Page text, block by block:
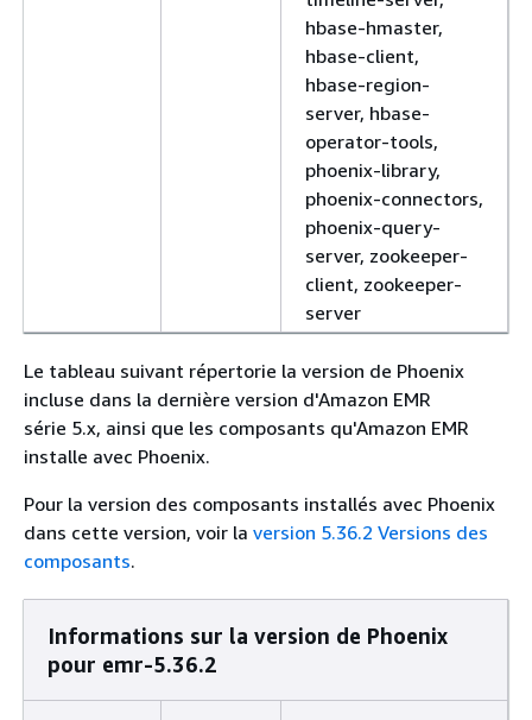
hbase-hmaster,
hbase-client,
hbase-region-
server, hbase-
operator-tools,
phoenix-library,
phoenix-connectors,
phoenix-query-
server, zookeeper-
client, zookeeper-
server
Le tableau suivant répertorie la version de Phoenix
incluse dans la dernière version d'Amazon EMR
série 5.x, ainsi que les composants qu'Amazon EMR
installe avec Phoenix.
Pour la version des composants installés avec Phoenix
dans cette version, voir la version 5.36.2 Versions des
composants.
Informations sur la version de Phoenix
pour emr-5.36.2